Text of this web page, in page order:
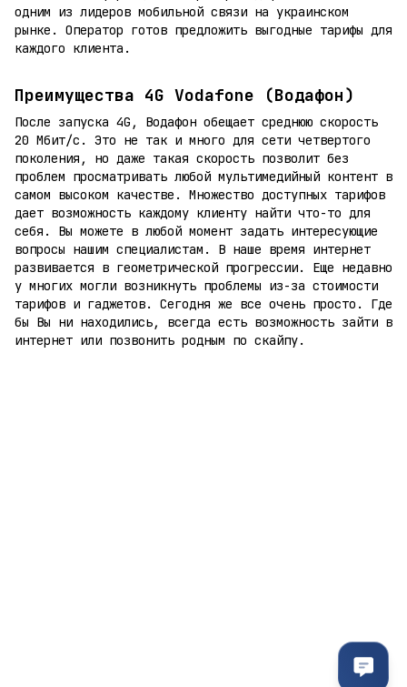
одним из лидеров мобильной связи на украинском
рынке. Оператор готов предложить выгодные тарифы для
каждого клиента.
Преимущества 4G Vodafone (Водафон)
После запуска 4G, Водафон обещает среднюю скорость
20 Мбит/с. Это не так и много для сети четвертого
поколения, но даже такая скорость позволит без
проблем просматривать любой мультимедийный контент в
самом высоком качестве. Множество доступных тарифов
дает возможность каждому клиенту найти что-то для
себя. Вы можете в любой момент задать интересующие
вопросы нашим специалистам. В наше время интернет
развивается в геометрической прогрессии. Еще недавно
у многих могли возникнуть проблемы из-за стоимости
тарифов и гаджетов. Сегодня же все очень просто. Где
бы Вы ни находились, всегда есть возможность зайти в
интернет или позвонить родным по скайпу.